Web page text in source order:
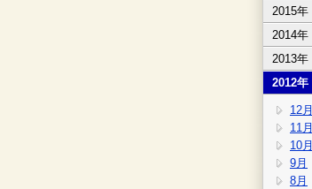
2015年
2014年
2013年
2012年
12月
11月
10月
9月
8月